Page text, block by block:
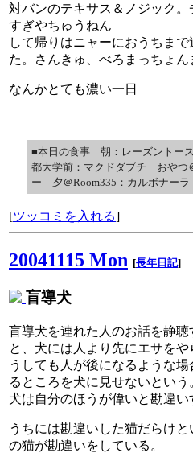
対バンのテキサス＆ノジック
すぎやちゅうねん
して帰りはニャーにおうちま
た。さんきゅ、べろまっちょん
なんかとても濃い一日
■本日の食事 朝：レーズントー
都大学前：マクドダブチ おやつ
ー 夕＠Room335：カルボナーラ
[ツッコミを入れる]
20041115 Mon [長年日記]
盲導犬
盲導犬を連れた人のお話を静
と、犬には人より先にエサを
うしても人が後になるような
るところを犬に見せないとい
犬は自分のほうが偉いと勘違い
うちには勘違いした猫だらけ
の猫が勘違いをしている。